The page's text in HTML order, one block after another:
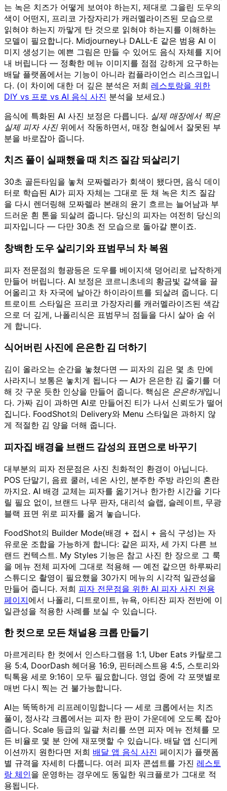
는 녹은 치즈가 어떻게 보여야 하는지, 제대로 그을린 도우의
색이 어떤지, 프리코 가장자리가 캐러멜라이즈된 모습으로
읽혀야 하는지 까맣게 탄 것으로 읽혀야 하는지를 이해하는
모델이 필요합니다. Midjourney나 DALL-E 같은 범용 AI 이
미지 생성기는 예쁜 그림은 만들 수 있어도 음식 자체를 지어
내 버립니다 — 정확한 메뉴 이미지를 점점 강하게 요구하는
배달 플랫폼에서는 기능이 아니라 컴플라이언스 리스크입니
다. (이 차이에 대한 더 깊은 분석은 저희 레스토랑을 위한
DIY vs 프로 vs AI 음식 사진 분석을 보세요.)
음식에 특화된 AI 사진 보정은 다릅니다. 실제 매장에서 찍은
실제 피자 사진위에서 작동하면서, 매장 현실에서 잘못된 부
분을 바로잡아 줍니다.
치즈 풀이 실패했을 때 치즈 질감 되살리기
30초 골든타임을 놓쳐 모짜렐라가 회색이 됐다면, 음식 데이
터로 학습된 AI가 피자 자체는 그대로 둔 채 녹은 치즈 질감
을 다시 렌더링해 모짜렐라 본래의 윤기 흐르는 늘어남과 부
드러운 흰 톤을 되살려 줍니다. 당신의 피자는 여전히 당신의
피자입니다 — 다만 30초 전 모습으로 돌아갈 뿐이죠.
창백한 도우 살리기와 표범무늬 차 복원
피자 전문점의 형광등은 도우를 베이지색 덩어리로 납작하게
만들어 버립니다. AI 보정은 코르니초네의 황금빛 갈색을 끌
어올리고 차 자국에 날아간 하이라이트를 되살려 줍니다. 디
트로이트 스타일은 프리코 가장자리를 캐러멜라이즈된 색감
으로 더 깊게, 나폴리식은 표범무늬 점들을 다시 살아 숨 쉬
게 합니다.
식어버린 사진에 은은한 김 더하기
김이 올라오는 순간을 놓쳤다면 — 피자의 김은 몇 초 만에
사라지니 보통은 놓치게 됩니다 — AI가 은은한 김 줄기를 더
해 갓 구운 듯한 인상을 만들어 줍니다. 핵심은 은은하게입니
다. 가짜 김이 과하면 AI로 만들어진 티가 나서 신뢰도가 떨어
집니다. FoodShot의 Delivery와 Menu 스타일은 과하지 않
게 적절한 김 양을 더해 줍니다.
피자집 배경을 브랜드 감성의 표면으로 바꾸기
대부분의 피자 전문점은 사진 친화적인 환경이 아닙니다.
POS 단말기, 음료 쿨러, 네온 사인, 분주한 주방 라인의 혼란
까지요. AI 배경 교체는 피자를 옮기거나 한가한 시간을 기다
릴 필요 없이, 브랜드 나무 판자, 대리석 슬랩, 슬레이트, 무광
블랙 표면 위로 피자를 옮겨 놓습니다.
FoodShot의 Builder Mode(배경 + 접시 + 음식 구성)는 자
유로운 조합을 가능하게 합니다: 같은 피자, 세 가지 다른 브
랜드 컨텍스트. My Styles 기능은 참고 사진 한 장으로 그 룩
을 메뉴 전체 피자에 그대로 적용해 — 예전 같으면 하루짜리
스튜디오 촬영이 필요했을 30가지 메뉴의 시각적 일관성을
만들어 줍니다. 저희 피자 전문점을 위한 AI 피자 사진 전용
페이지에서 나폴리, 디트로이트, 뉴욕, 아티잔 피자 전반에 이
일관성을 적용한 사례를 보실 수 있습니다.
한 컷으로 모든 채널용 크롭 만들기
마르게리타 한 컷에서 인스타그램용 1:1, Uber Eats 카탈로그
용 5:4, DoorDash 헤더용 16:9, 핀터레스트용 4:5, 스토리와
틱톡용 세로 9:16이 모두 필요합니다. 영업 중에 각 포맷별로
매번 다시 찍는 건 불가능합니다.
AI는 똑똑하게 리프레이밍합니다 — 세로 크롭에서는 치즈
풀이, 정사각 크롭에서는 피자 한 판이 가운데에 오도록 잡아
줍니다. Scale 등급의 일괄 처리를 쓰면 피자 메뉴 전체를 모
든 비율로 몇 분 안에 재포맷할 수 있습니다. 배달 앱 신디케
이션까지 원한다면 저희 배달 앱 음식 사진 페이지가 플랫폼
별 규격을 자세히 다룹니다. 여러 피자 콘셉트를 가진 레스토
랑 체인을 운영하는 경우에도 동일한 워크플로가 그대로 적
용됩니다.